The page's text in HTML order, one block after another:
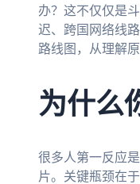
办？这不仅仅是
迟、跨国网络线
路线图，从理解
为什么
很多人第一反应
片。关键瓶颈在